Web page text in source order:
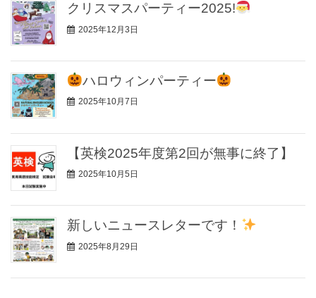
クリスマスパーティー2025!
2025年12月3日
ハロウィンパーティー
2025年10月7日
【英検2025年度第2回が無事に終了】
2025年10月5日
新しいニュースレターです！
2025年8月29日